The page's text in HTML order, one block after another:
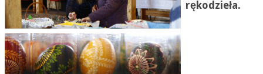
rękodzieła.